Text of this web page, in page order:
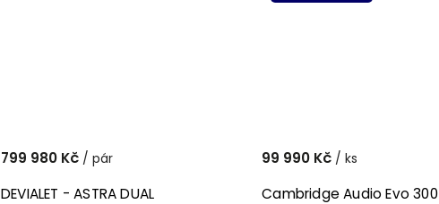
DEVIALET - ASTRA DUAL
799 980 Kč / pár
Cambridge Audio Evo 300
99 990 Kč / ks